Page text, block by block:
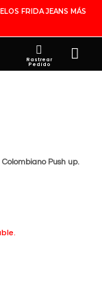
FRIDA JEANS MÁS
Rastrear
Pedido
Push up.